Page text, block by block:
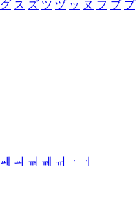
グ ス ズ ツ ヅ ッ ヌ フ ブ プ
ㆈ ㆉ ㆊ ㆋ ㆌ ㆍ
ㆎ